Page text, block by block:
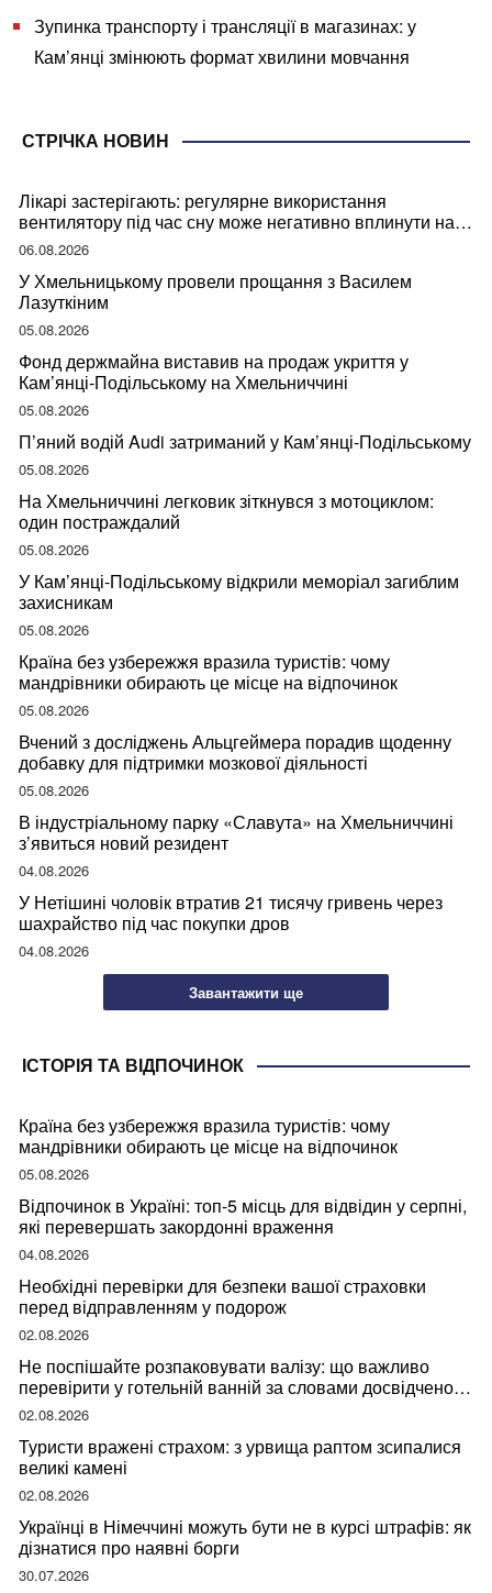
Зупинка транспорту і трансляції в магазинах: у
Кам’янці змінюють формат хвилини мовчання
СТРІЧКА НОВИН
Лікарі застерігають: регулярне використання
вентилятору під час сну може негативно вплинути на
ваше здоров’я
06.08.2026
У Хмельницькому провели прощання з Василем
Лазуткіним
05.08.2026
Фонд держмайна виставив на продаж укриття у
Кам’янці-Подільському на Хмельниччині
05.08.2026
П’яний водій Audi затриманий у Кам’янці-Подільському
05.08.2026
На Хмельниччині легковик зіткнувся з мотоциклом:
один постраждалий
05.08.2026
У Кам’янці-Подільському відкрили меморіал загиблим
захисникам
05.08.2026
Країна без узбережжя вразила туристів: чому
мандрівники обирають це місце на відпочинок
05.08.2026
Вчений з досліджень Альцгеймера порадив щоденну
добавку для підтримки мозкової діяльності
05.08.2026
В індустріальному парку «Славута» на Хмельниччині
з’явиться новий резидент
04.08.2026
У Нетішині чоловік втратив 21 тисячу гривень через
шахрайство під час покупки дров
04.08.2026
Завантажити ще
ІСТОРІЯ ТА ВІДПОЧИНОК
Країна без узбережжя вразила туристів: чому
мандрівники обирають це місце на відпочинок
05.08.2026
Відпочинок в Україні: топ-5 місць для відвідин у серпні,
які перевершать закордонні враження
04.08.2026
Необхідні перевірки для безпеки вашої страховки
перед відправленням у подорож
02.08.2026
Не поспішайте розпаковувати валізу: що важливо
перевірити у готельній ванній за словами досвідченої
мандрівниці
02.08.2026
Туристи вражені страхом: з урвища раптом зсипалися
великі камені
02.08.2026
Українці в Німеччині можуть бути не в курсі штрафів: як
дізнатися про наявні борги
30.07.2026